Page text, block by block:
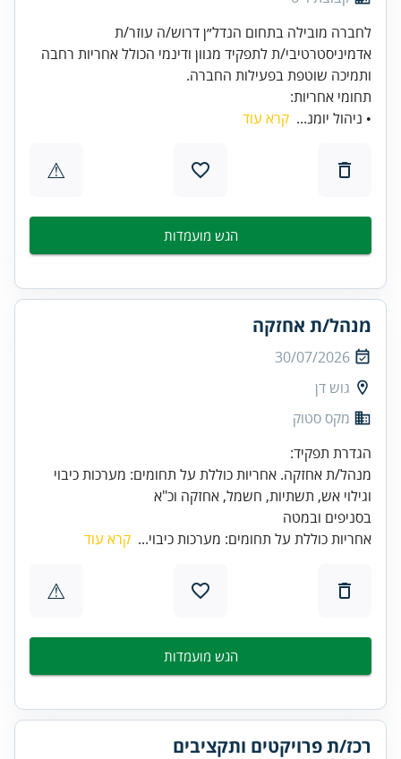
לחברה מובילה בתחום הנדל״ן דרוש/ה עוזר/ת
אדמיניסטרטיבי/ת לתפקיד מגוון ודינמי הכולל אחריות רחבה
ותמיכה שוטפת בפעילות החברה.
תחומי אחריות:
• ניהול יומנ... קרא עוד
⚠
הגש מועמדות
מנהל/ת אחזקה
30/07/2026
גוש דן
מקס סטוק
מנהל/ת אחזקה. אחריות כוללת על תחומים: מערכות כיבוי
בסניפים ובמטה
אחריות כוללת על תחומים: מערכות כיבוי... קרא עוד
⚠
הגש מועמדות
רכז/ת פרויקטים ותקציבים